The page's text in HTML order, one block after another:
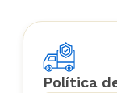
Política